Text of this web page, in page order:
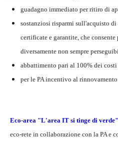
guadagno immediato per ritiro di
sostanziosi risparmi sull'acquisto
certificate e garantite, che
diversamente non sempre
abbattimento pari al 100% dei
per le PA incentivo al
Eco-area "L'area IT si tinge di verde"
eco-rete in collaborazione con la PA e